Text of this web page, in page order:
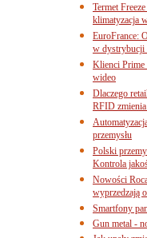
Termet
klimatyzacja
EuroFrance:
w dystrybucji
Klienci Prime
wideo
Dlaczego
RFID zmienia
przemysłu
Polski
Kontrola
Nowości
wyprzedzają
Smartfony
Gun metal -